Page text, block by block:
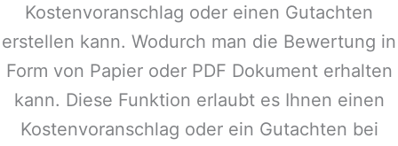
Kostenvoranschlag oder einen Gutachten
erstellen kann. Wodurch man die Bewertung in
Form von Papier oder PDF Dokument erhalten
kann. Diese Funktion erlaubt es Ihnen einen
Kostenvoranschlag oder ein Gutachten bei